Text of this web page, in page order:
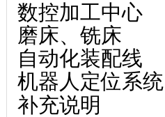
数控加工中心
磨床、铣床
自动化装配线
机器人定位系统
补充说明